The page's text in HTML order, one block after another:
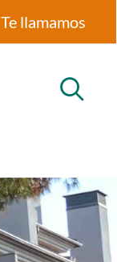
Te llamamos